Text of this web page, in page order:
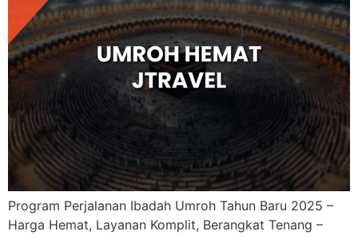
Program Perjalanan Ibadah Umroh Tahun Baru 2025 –
Harga Hemat, Layanan Komplit, Berangkat Tenang –